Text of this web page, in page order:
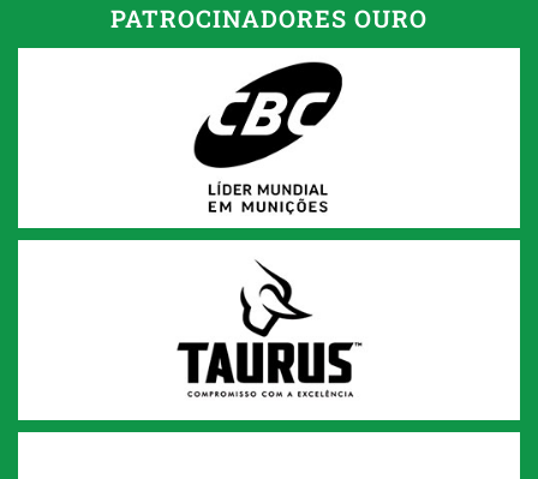
PATROCINADORES OURO